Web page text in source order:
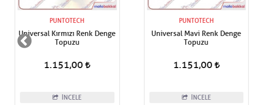
PUNTOTECH
Universal Kırmızı Renk Denge
Topuzu
1.151,00
İNCELE
PUNTOTECH
Universal Mavi Renk Denge
Topuzu
1.151,00
İNCELE